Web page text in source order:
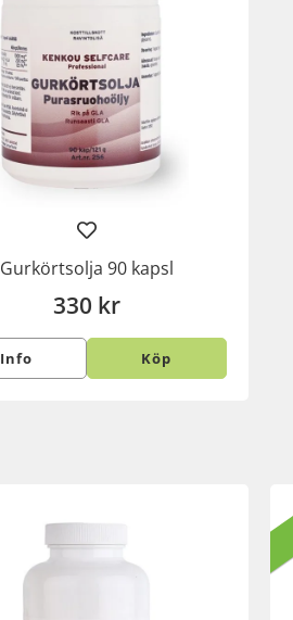
Gurkörtsolja 90 kapsl
330 kr
Info Köp